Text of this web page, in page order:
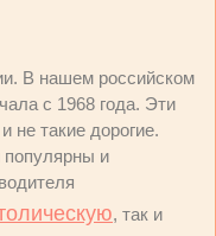
В нашем российском
с 1968 года. Эти
не такие дорогие.
популярны и
, так и